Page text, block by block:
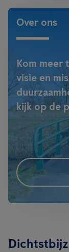
Over ons
Kom meer
visie en
kijk op de